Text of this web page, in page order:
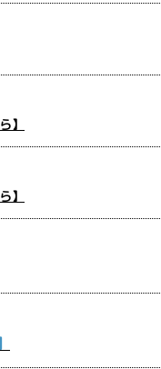
】
】